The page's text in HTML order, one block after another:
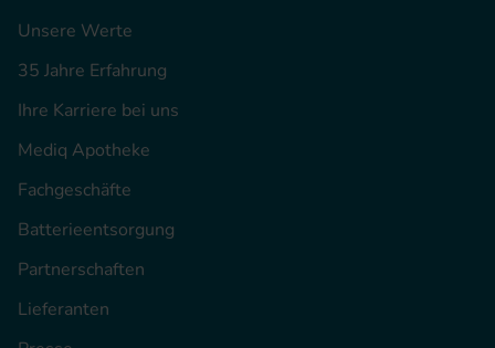
Unsere Werte
35 Jahre Erfahrung
Ihre Karriere bei uns
Mediq Apotheke
Fachgeschäfte
Batterieentsorgung
Partnerschaften
Lieferanten